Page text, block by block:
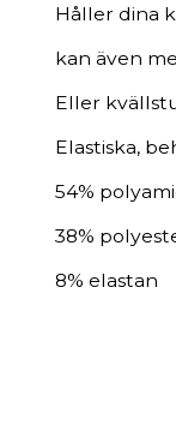
Håller dina
kan även
Eller
Elastiska,
54%
38%
8% elastan